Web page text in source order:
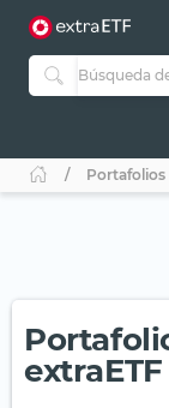
extraETF